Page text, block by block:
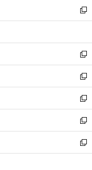
く
で
開
ド
ウ
開
く
ィ
ン
ウ
で
開
く
い
ウ
ン
ド
ウ
で
開
く
新
し
ウ
ィ
ン
ド
ウ
で
開
く
新
し
い
ウ
ィ
ン
ド
ウ
で
開
新
し
い
ウ
ィ
ン
ド
ウ
新
し
い
ウ
ィ
ン
新
し
い
ウ
新
し